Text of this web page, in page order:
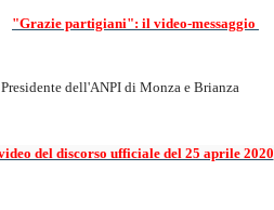
"Grazie partigiani": il video-messaggio
, Presidente dell'ANPI di Monza e Brianza
del discorso ufficiale del 25 aprile 2020